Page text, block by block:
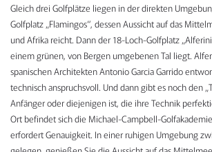
Gleich drei Golfplätze liegen in der direkten
Golfplatz „Flamingos“, dessen Aussicht auf das
und Afrika reicht. Dann der 18-Loch-Golfplatz
einem grünen, von Bergen umgebenen Tal liegt.
spanischen Architekten Antonio Garcia Garrido
technisch anspruchsvoll. Und dann gibt es noch den
Anfänger oder diejenigen ist, die ihre Technik
Ort befindet sich die Michael-Campbell-
erfordert Genauigkeit. In einer ruhigen Umgebung